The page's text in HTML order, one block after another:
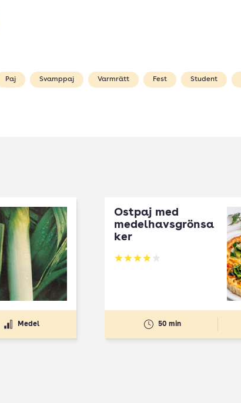
Paj Svamppaj Varmrätt Fest Student
Medel
Ostpaj med
medelhavsgrönsa
ker
Betyg: 3.89 av 5
50 min